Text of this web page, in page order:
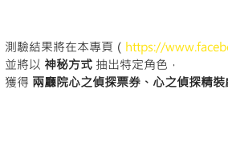
測驗結果將在本專頁（ https://
並將以 神秘方式 抽出特定角色，
獲得 兩廳院心之偵探票券、心之偵探精